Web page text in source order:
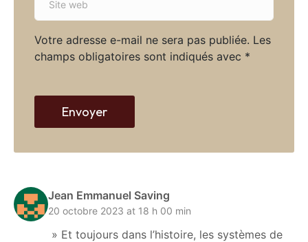
Jean Emmanuel Saving
20 octobre 2023 at 18 h 00 min
» Et toujours dans l’histoire, les systèmes de
Votre adresse e-mail ne sera pas publiée. Les
champs obligatoires sont indiqués avec *
l
*
e
w
b
Envoyer